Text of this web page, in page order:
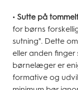
• Sutte på
for børns
sutning". Dette
eller anden finger
børnelæger er
formative og